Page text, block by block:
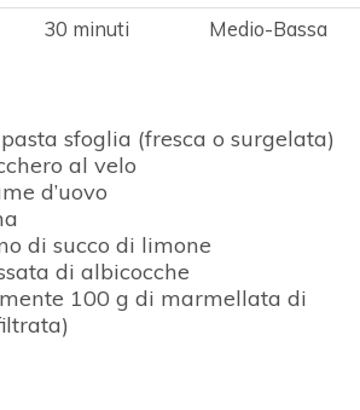
30 minuti Medio-Bassa
sfoglia (fresca o surgelata)
al velo
d’uovo
di succo di limone
di albicocche
100 g di marmellata di